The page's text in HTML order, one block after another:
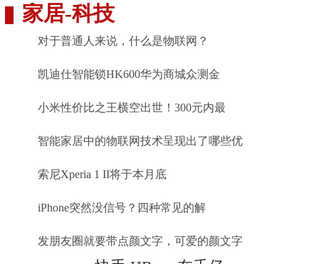
家居-科技
对于普通人来说，什么是物联网？
凯迪仕智能锁HK600华为商城众测金
小米性价比之王横空出世！300元内最
智能家居中的物联网技术呈现出了哪些优
索尼Xperia 1 II将于本月底
iPhone突然没信号？四种常见的解
发朋友圈就要带点颜文字，可爱的颜文字